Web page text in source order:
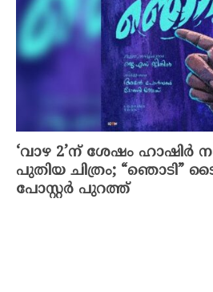
‘വാഴ 2’ന് ശേഷം ഹാഷിർ
പുതിയ ചിത്രം; “ഞൊടി”
പോസ്റ്റർ പുറത്ത്